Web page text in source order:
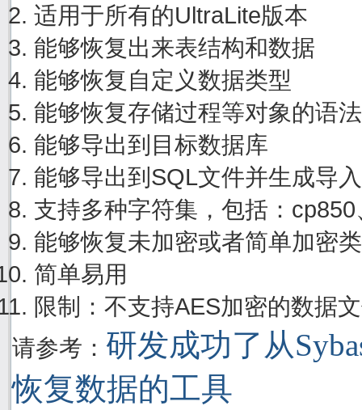
适用于所有的UltraLite版本
能够恢复出来表结构和数据
能够恢复自定义数据类型
能够恢复存储过程等对象的语法
能够导出到目标数据库
能够导出到SQL文件并生成导
支持多种字符集，包括：
能够恢复未加密或者简单加密
简单易用
限制：不支持AES加密的数据
请参考： 研发成功了从
恢复数据的工具